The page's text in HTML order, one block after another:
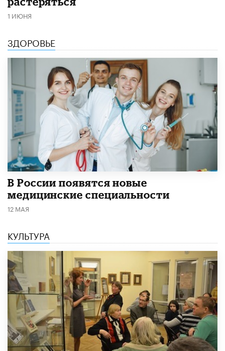
1 ИЮНЯ
ЗДОРОВЬЕ
В России появятся новые
медицинские специальности
12 МАЯ
КУЛЬТУРА